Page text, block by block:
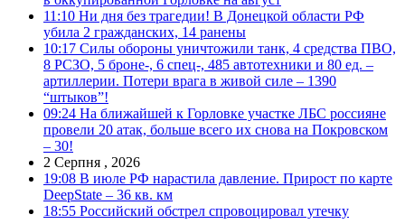
11:10 Ни дня без трагедии! В Донецкой области РФ
убила 2 гражданских, 14 ранены
10:17 Силы обороны уничтожили танк, 4 средства ПВО,
8 РСЗО, 5 броне-, 6 спец-, 485 автотехники и 80 ед. –
артиллерии. Потери врага в живой силе – 1390
“штыков”!
09:24 На ближайшей к Горловке участке ЛБС россияне
провели 20 атак, больше всего их снова на Покровском
– 30!
2 Серпня , 2026
19:08 В июле РФ нарастила давление. Прирост по карте
DeepState – 36 кв. км
18:55 Российский обстрел спровоцировал утечку